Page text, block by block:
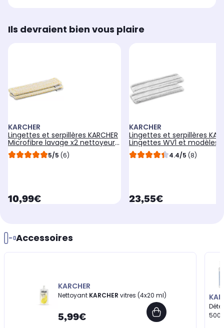
Ils devraient bien vous plaire
KARCHER
Lingettes et serpillères KARCHER
Microfibre lavage x2 nettoyeur
vitres WV2 WV5
5/5 (6)
currentPrice
10,99€
KARCHER
Lingettes et serpillères
Lingettes WV1 et modèles
premium 4.4/5 (8)
currentPrice
23,55€
Accessoires
KARCHER
Nettoyant KARCHER vitres (4x20 ml)
5,99€